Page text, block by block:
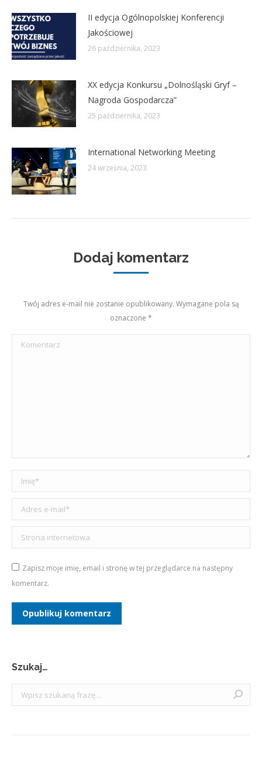
II edycja Ogólnopolskiej Konferencji
Jakościowej
26 października, 2023
XX edycja Konkursu „Dolnośląski Gryf –
Nagroda Gospodarcza”
25 października, 2023
International Networking Meeting
24 września, 2023
Dodaj komentarz
Twój adres e-mail nie zostanie opublikowany. Wymagane pola są
oznaczone *
Komentarz
Imię *
Adres e-mail *
Strona internetowa
Zapisz moje imię, email i stronę w tej przeglądarce na następny
komentarz.
Opublikuj komentarz
Szukaj…
Szukaj: